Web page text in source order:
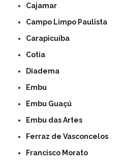
Cajamar
Campo Limpo Paulista
Carapicuíba
Cotia
Diadema
Embu
Embu Guaçú
Embu das Artes
Ferraz de Vasconcelos
Francisco Morato